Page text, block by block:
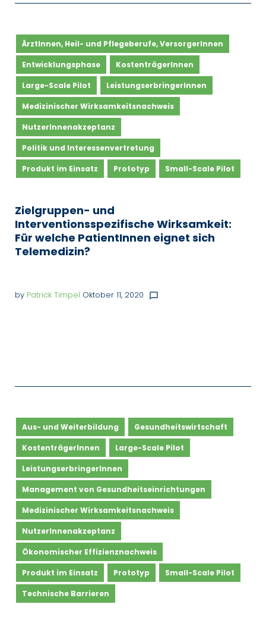
ÄrztInnen, Heil- und Pflegeberufe, VersorgerInnen
Entwicklungsphase KostenträgerInnen
Large-Scale Pilot LeistungserbringerInnen
Medizinischer Wirksamkeitsnachweis
NutzerInnenakzeptanz
Politik und Interessenvertretung
Produkt im Einsatz Prototyp Small-Scale Pilot
Zielgruppen- und
Interventionsspezifische Wirksamkeit:
Für welche PatientInnen eignet sich
Telemedizin?
by Patrick Timpel Oktober 11, 2020 chat_bubble_outline
Aus- und Weiterbildung Gesundheitswirtschaft
KostenträgerInnen Large-Scale Pilot
LeistungserbringerInnen
Management von Gesundheitseinrichtungen
Medizinischer Wirksamkeitsnachweis
NutzerInnenakzeptanz
Ökonomischer Effizienznachweis
Produkt im Einsatz Prototyp Small-Scale Pilot
Technische Barrieren